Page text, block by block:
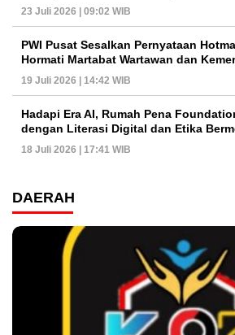
23 Juli 2026 | 09:02 WIB
PWI Pusat Sesalkan Pernyataan
Hormati Martabat Wartawan dan
19 Juli 2026 | 14:42 WIB
Hadapi Era AI, Rumah Pena
dengan Literasi Digital dan Etika
18 Juli 2026 | 17:41 WIB
DAERAH